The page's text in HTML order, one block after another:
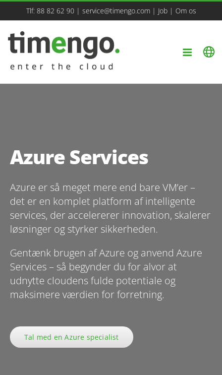
Skip
content
Tlf: 88 82 62 90| service@timengo.com| Job| Om os
Azure Services
Azure er så meget mere end bare VM’er –
det er en komplet platform af intelligente
services, der accelererer innovation, skalerer
løsninger og styrker sikkerheden.
Gentænk brugen af Azure og anvend Azure
Services – så begynder du for alvor at
udnytte cloudens fulde potentiale og
maksimere værdien for forretning.
Tal med en Azure specialist